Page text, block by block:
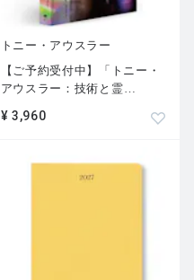
トニー・アウスラー
【ご予約受付中】「トニー・
アウスラー：技術と霊…
¥ 3,960